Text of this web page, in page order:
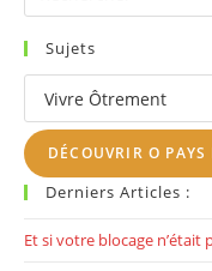
Sujets
Sujets
DÉCOUVRIR O
Derniers Articles :
Et si votre blocage